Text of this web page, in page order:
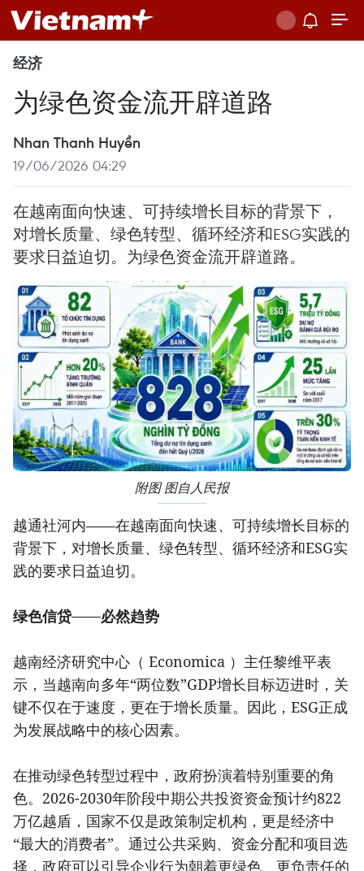
经济
为绿色资金流开辟道路
Nhan Thanh Huyền
19/06/2026 04:29
在越南面向快速、可持续增长目标的背景下，
对增长质量、绿色转型、循环经济和ESG实践的
要求日益迫切。为绿色资金流开辟道路。
附图 图自人民报
越通社河内——在越南面向快速、可持续增长目标的
背景下，对增长质量、绿色转型、循环经济和ESG实
践的要求日益迫切。
绿色信贷——必然趋势
越南经济研究中心（ Economica ）主任黎维平表
示，当越南向多年“两位数”GDP增长目标迈进时，关
键不仅在于速度，更在于增长质量。因此，ESG正成
为发展战略中的核心因素。
在推动绿色转型过程中，政府扮演着特别重要的角
色。2026-2030年阶段中期公共投资资金预计约822
万亿越盾，国家不仅是政策制定机构，更是经济中
“最大的消费者”。通过公共采购、资金分配和项目选
择，政府可以引导企业行为朝着更绿色、更负责任的